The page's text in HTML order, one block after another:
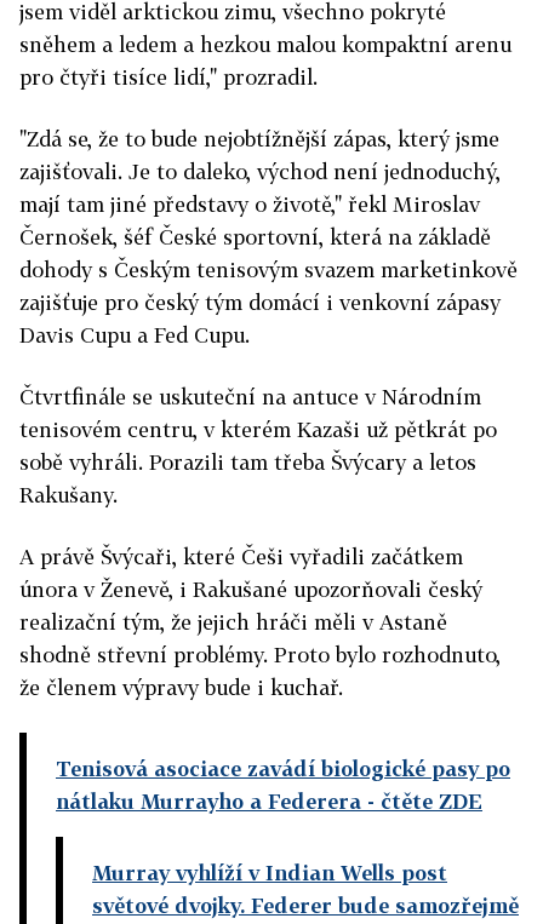
jsem viděl arktickou zimu, všechno pokryté
sněhem a ledem a hezkou malou kompaktní arenu
pro čtyři tisíce lidí," prozradil.
"Zdá se, že to bude nejobtížnější zápas, který jsme
zajišťovali. Je to daleko, východ není jednoduchý,
mají tam jiné představy o životě," řekl Miroslav
Černošek, šéf České sportovní, která na základě
dohody s Českým tenisovým svazem marketinkově
zajišťuje pro český tým domácí i venkovní zápasy
Davis Cupu a Fed Cupu.
Čtvrtfinále se uskuteční na antuce v Národním
tenisovém centru, v kterém Kazaši už pětkrát po
sobě vyhráli. Porazili tam třeba Švýcary a letos
Rakušany.
A právě Švýcaři, které Češi vyřadili začátkem
února v Ženevě, i Rakušané upozorňovali český
realizační tým, že jejich hráči měli v Astaně
shodně střevní problémy. Proto bylo rozhodnuto,
že členem výpravy bude i kuchař.
Tenisová asociace zavádí biologické pasy po
nátlaku Murrayho a Federera - čtěte ZDE
Murray vyhlíží v Indian Wells post
světové dvojky. Federer bude samozřejmě